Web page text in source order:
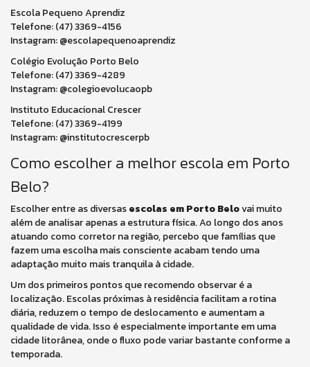
Escola Pequeno Aprendiz
Telefone: (47) 3369-4156
Instagram: @escolapequenoaprendiz
Colégio Evolução Porto Belo
Telefone: (47) 3369-4289
Instagram: @colegioevolucaopb
Instituto Educacional Crescer
Telefone: (47) 3369-4199
Instagram: @institutocrescerpb
Como escolher a melhor escola em Porto
Belo?
Escolher entre as diversasescolas em Porto Belovai muito
além de analisar apenas a estrutura física. Ao longo dos anos
atuando como corretor na região, percebo que famílias que
fazem uma escolha mais consciente acabam tendo uma
adaptação muito mais tranquila à cidade.
Um dos primeiros pontos que recomendo observar é a
localização. Escolas próximas à residência facilitam a rotina
diária, reduzem o tempo de deslocamento e aumentam a
qualidade de vida. Isso é especialmente importante em uma
cidade litorânea, onde o fluxo pode variar bastante conforme a
temporada.